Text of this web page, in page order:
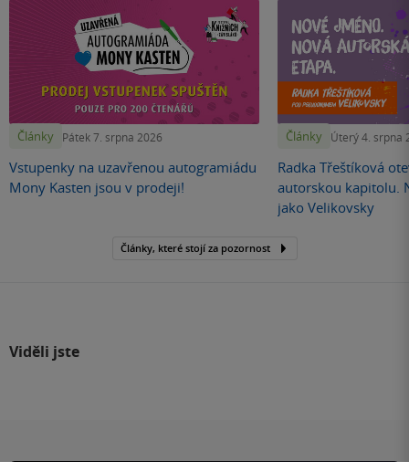
Články Pátek 7. srpna 2026
Vstupenky na uzavřenou autogramiádu
Mony Kasten jsou v prodeji!
Články Úterý 4. srpna
Radka Třeštíková
autorskou kapitolu.
jako Velikovsky
Články, které stojí za pozornost
Viděli jste